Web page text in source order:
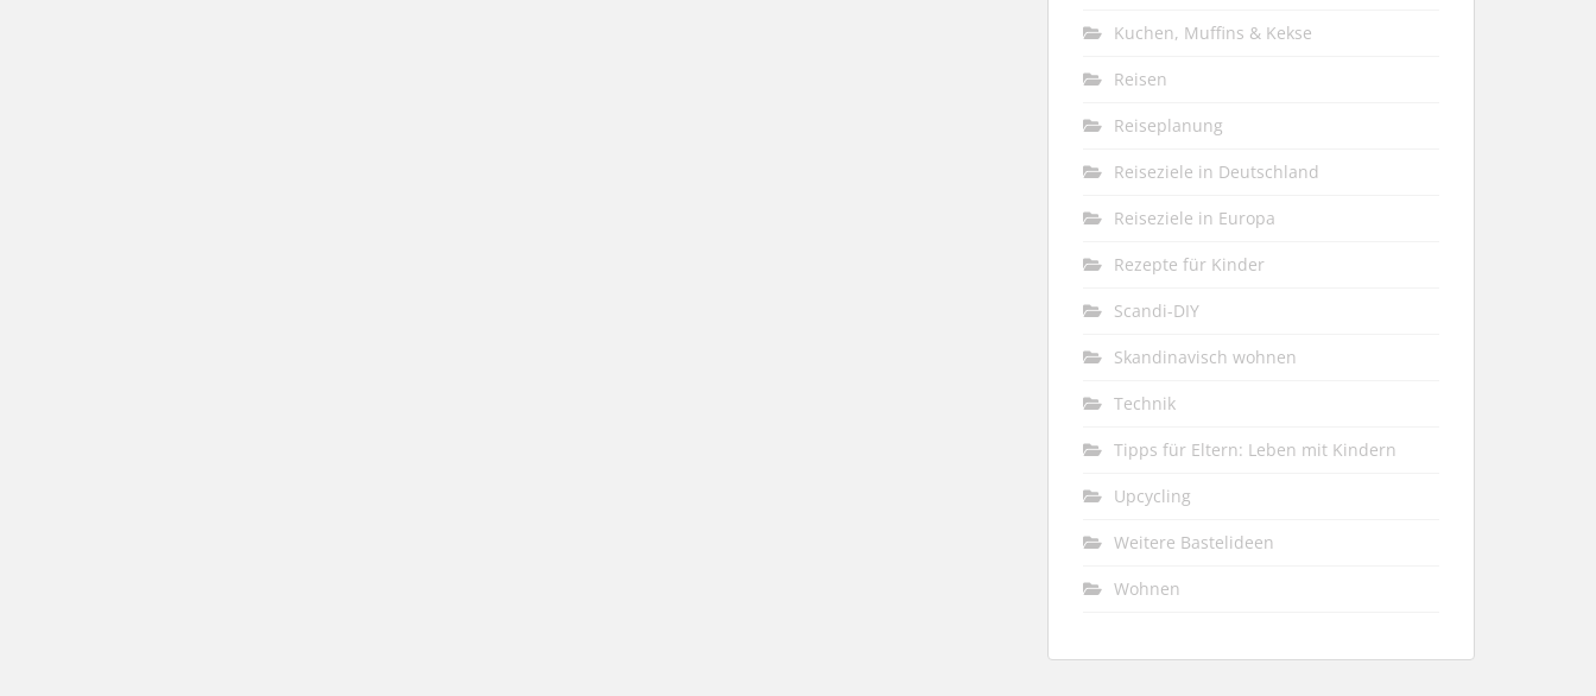
Kuchen, Muffins & Kekse
Reisen
Reiseplanung
Reiseziele in Deutschland
Reiseziele in Europa
Rezepte für Kinder
Scandi-DIY
Skandinavisch wohnen
Technik
Tipps für Eltern: Leben mit Kindern
Upcycling
Weitere Bastelideen
Wohnen